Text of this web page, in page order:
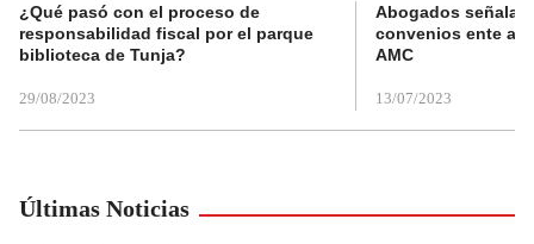
¿Qué pasó con el proceso de
responsabilidad fiscal por el parque
biblioteca de Tunja?
29/08/2023
Abogados
convenios ente
AMC
13/07/2023
Últimas Noticias